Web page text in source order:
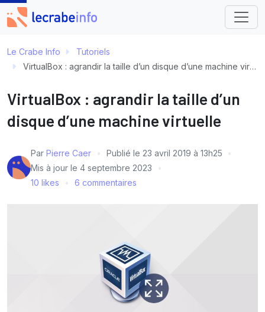
Le Crabe Info
Tutoriels
VirtualBox : agrandir la taille d’un disque d’une machine virtuelle
VirtualBox : agrandir la taille d’un
disque d’une machine virtuelle
Par Pierre Caer Publié le 23 avril 2019 à 13h25
Mis à jour le 4 septembre 2023
10 likes
6 commentaires